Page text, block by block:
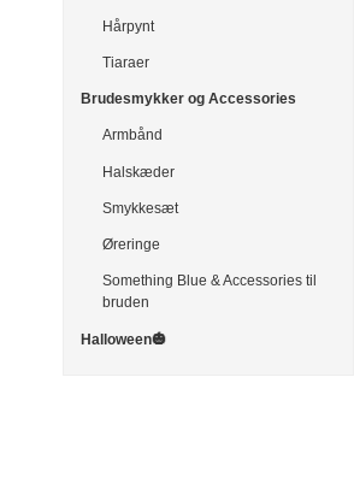
Hårpynt
Tiaraer
Brudesmykker og Accessories
Armbånd
Halskæder
Smykkesæt
Øreringe
Something Blue & Accessories til
bruden
Halloween🎃